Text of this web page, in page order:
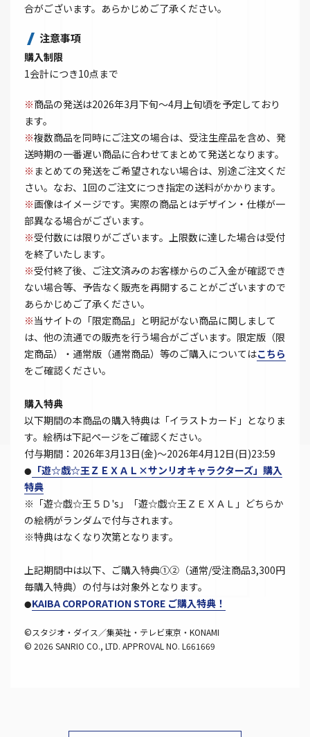
合がございます。あらかじめご了承ください。
注意事項
購入制限
1会計につき10点まで
※商品の発送は2026年3月下旬～4月上旬頃を予定しており
ます。
※複数商品を同時にご注文の場合は、受注生産品を含め、発
送時期の一番遅い商品に合わせてまとめて発送となります。
※ まとめての発送をご希望されない場合は、別途ご注文くだ
さい。なお、1回のご注文につき指定の送料がかかります。
※画像はイメージです。実際の商品とはデザイン・仕様が一
部異なる場合がございます。
※受付数には限りがございます。上限数に達した場合は受付
を終了いたします。
※受付終了後、ご注文済みのお客様からのご入金が確認でき
ない場合等、予告なく販売を再開することがございますので
あらかじめご了承ください。
※当サイトの「限定商品」と明記がない商品に関しまして
は、他の流通での販売を行う場合がございます。限定版（限
定商品）・通常版（通常商品）等のご購入についてはこちら
をご確認ください。
購入特典
以下期間の本商品の購入特典は「イラストカード」となりま
す。絵柄は下記ページをご確認ください。
付与期間：2026年3月13日(金)～2026年4月12日(日)23:59
●
「遊☆戯☆王ＺＥＸＡＬ×サンリオキャラクターズ」購入
特典
※「遊☆戯☆王５Ｄ's」「遊☆戯☆王ＺＥＸＡＬ」どちらか
の絵柄がランダムで付与されます。
※特典はなくなり次第となります。
上記期間中は以下、ご購入特典①②（通常/受注商品3,300円
毎購入特典）の付与は対象外となります。
●KAIBA CORPORATION STORE ご購入特典！
©スタジオ・ダイス／集英社・テレビ東京・KONAMI
© 2026 SANRIO CO., LTD. APPROVAL NO. L661669